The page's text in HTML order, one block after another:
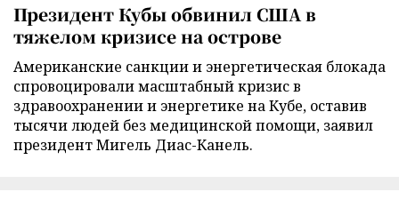
Президент Кубы обвинил США в
тяжелом кризисе на острове
Американские санкции и энергетическая блокада
спровоцировали масштабный кризис в
здравоохранении и энергетике на Кубе, оставив
тысячи людей без медицинской помощи, заявил
президент Мигель Диас-Канель.